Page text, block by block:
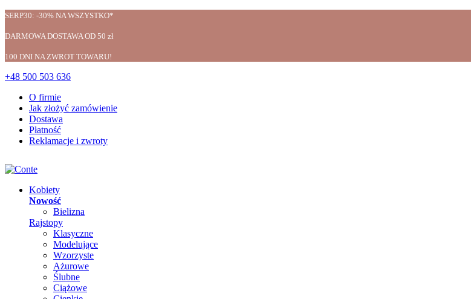
SERP30: -30% NA WSZYSTKO*
DARMOWA DOSTAWA OD 50 zł
100 DNI NA ZWROT TOWARU!
+48 500 503 636
O firmie
Jak złożyć zamówienie
Dostawa
Płatność
Reklamacje i zwroty
Kobiety
Nowość
Bielizna
Rajstopy
Klasyczne
Modelujące
Wzorzyste
Ażurowe
Ślubne
Ciążowe